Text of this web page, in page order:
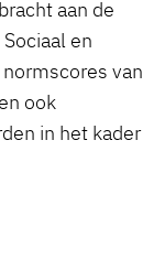
aan de
en
van
ook
in het kader